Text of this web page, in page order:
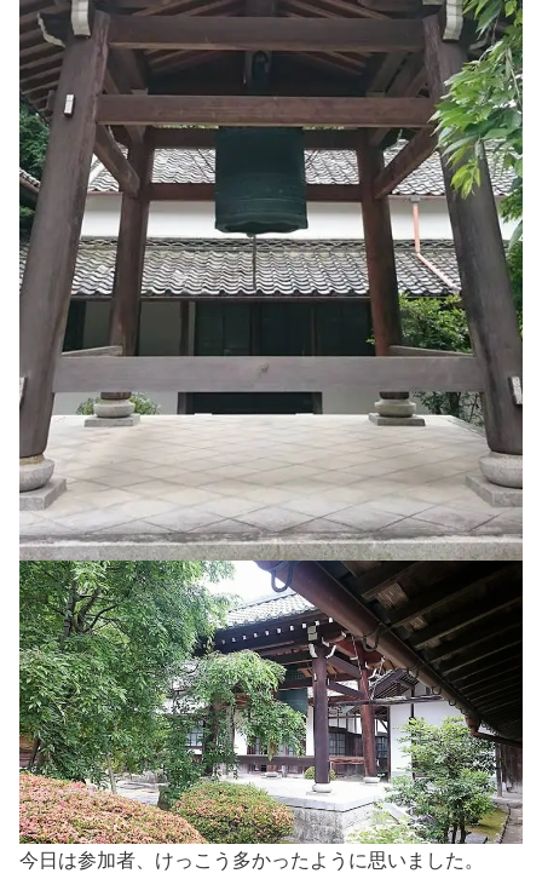
今日は参加者、けっこう多かったように思いました。